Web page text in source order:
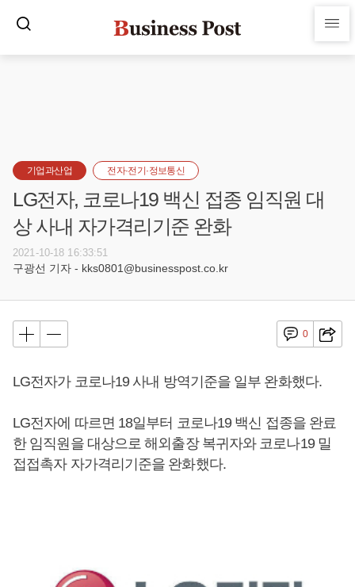
기업과산업 전자·전기·정보통신
LG전자, 코로나19 백신 접종 임직원 대
상 사내 자가격리기준 완화
2021-10-18 16:33:51
구광선 기자 - kks0801@businesspost.co.kr
0
LG전자가 코로나19 사내 방역기준을 일부 완화했다.
LG전자에 따르면 18일부터 코로나19 백신 접종을 완료
한 임직원을 대상으로 해외출장 복귀자와 코로나19 밀
접접촉자 자가격리기준을 완화했다.